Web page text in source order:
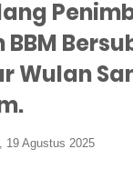
Wulan
19 Agustus 2025